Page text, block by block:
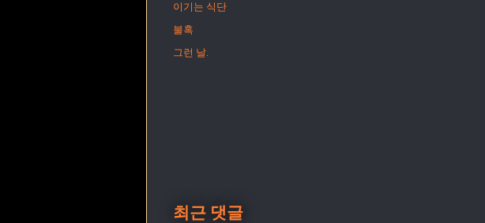
이기는 식단
불혹
그런 날.
최근 댓글